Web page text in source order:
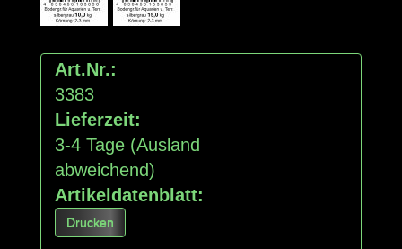
Art.Nr.:
3383
Lieferzeit:
3-4 Tage (Ausland
abweichend)
Artikeldatenblatt:
Drucken